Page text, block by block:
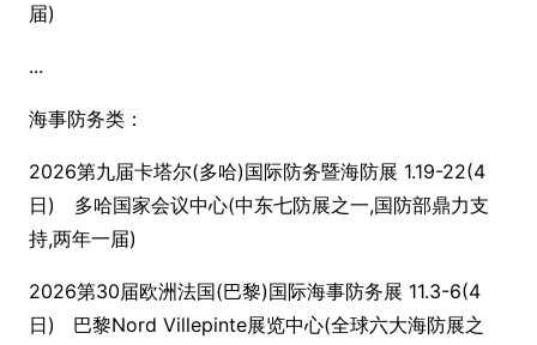
届)
...
海事防务类：
2026第九届卡塔尔(多哈)国际防务暨海防展 1.19-22(4
日) 多哈国家会议中心(中东七防展之一,国防部鼎力支
持,两年一届)
2026第30届欧洲法国(巴黎)国际海事防务展 11.3-6(4
日) 巴黎Nord Villepinte展览中心(全球六大海防展之